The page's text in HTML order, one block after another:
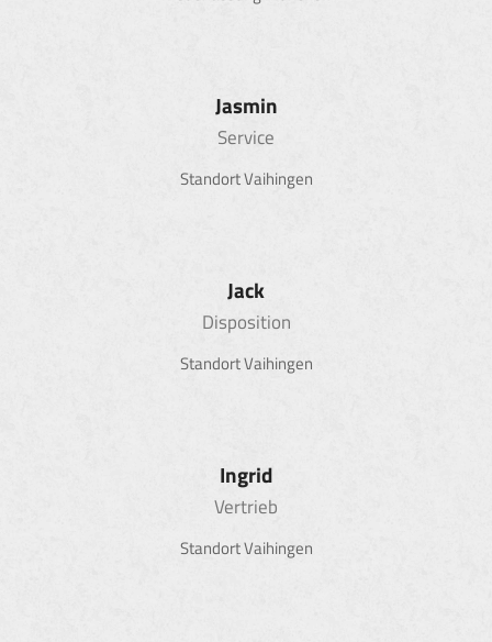
Jasmin
Service
Standort Vaihingen
Jack
Disposition
Standort Vaihingen
Ingrid
Vertrieb
Standort Vaihingen